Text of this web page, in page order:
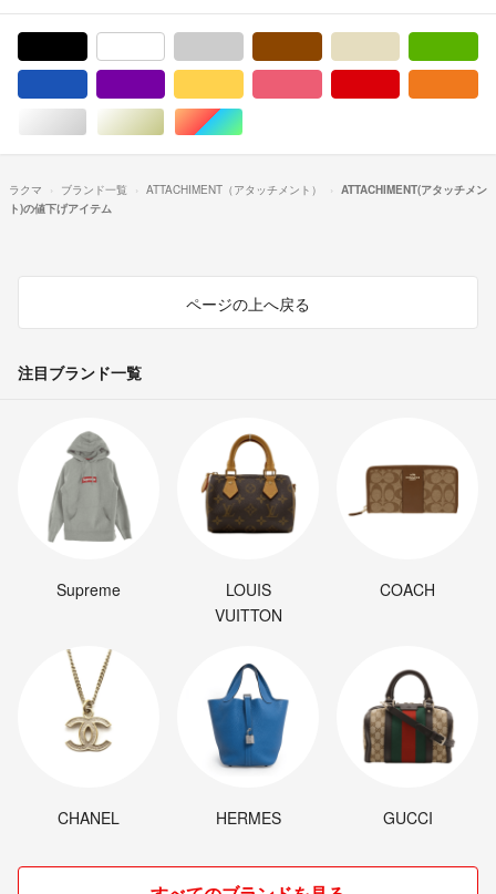
シルバー/銀色系ゴールド/金色系マルチカラー
ラクマ ブランド一覧 ATTACHIMENT（アタッチメント）
ATTACHIMENT(アタッチメン
ト)の値下げアイテム
ページの上へ戻る
注目ブランド一覧
Supreme
LOUIS
VUITTON
COACH
CHANEL HERMES GUCCI